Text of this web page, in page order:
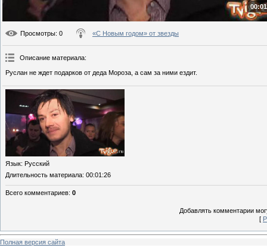
Просмотры: 0 «С Новым годом» от звезды
Описание материала:
Руслан не ждет подарков от деда Мороза, а сам за ними ездит.
Язык: Русский
Длительность материала: 00:01:26
Всего комментариев: 0
Добавлять комментарии
[
Полная версия сайта